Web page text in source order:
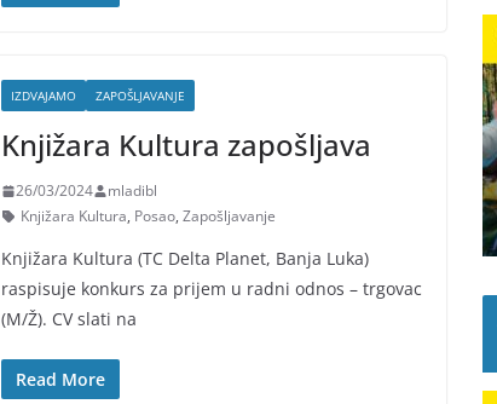
IZDVAJAMO ZAPOŠLJAVANJE
Knjižara Kultura zapošljava
26/03/2024
mladibl
Knjižara Kultura, Posao, Zapošljavanje
Knjižara Kultura (TC Delta Planet, Banja Luka)
raspisuje konkurs za prijem u radni odnos – trgovac
(M/Ž). CV slati na
Read More